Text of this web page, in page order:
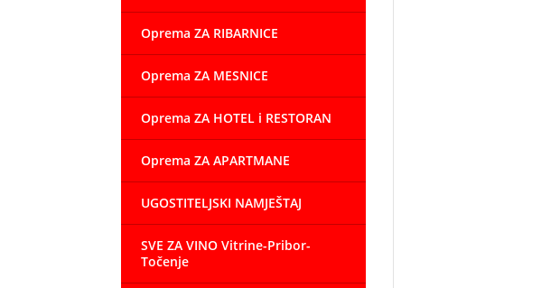
Oprema ZA RIBARNICE
Oprema ZA MESNICE
Oprema ZA HOTEL i RESTORAN
Oprema ZA APARTMANE
UGOSTITELJSKI NAMJEŠTAJ
SVE ZA VINO Vitrine-Pribor-
Točenje